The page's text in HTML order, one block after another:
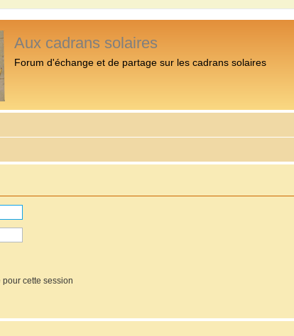
Aux cadrans solaires
Forum d'échange et de partage sur les cadrans solaires
cette session